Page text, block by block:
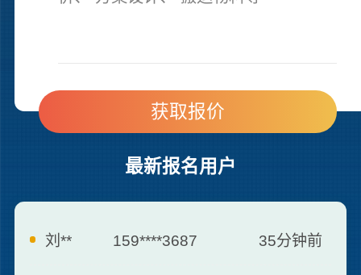
最新报名用户
刘** 159****3687 35分钟前